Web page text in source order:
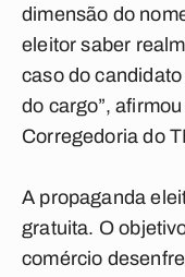
dimensão do
eleitor saber
caso do
do cargo”,
Corregedoria do
A propaganda
gratuita. O
comércio